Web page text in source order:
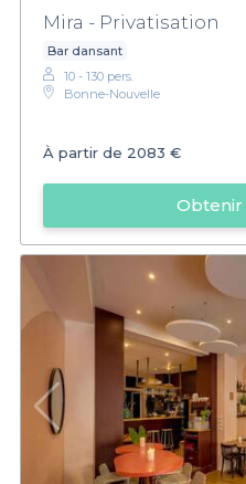
Mira - Privatisation
Bar dansant
10 - 130 pers.
Bonne-Nouvelle
À partir de 2083 €
Obtenir